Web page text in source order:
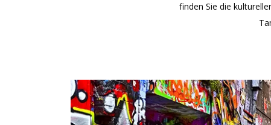
finden Sie die